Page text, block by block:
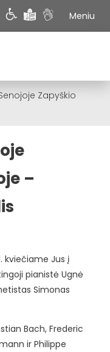
Meniu
Zapyškio
–
kviečiame Jus į
pianistė Ugnė
Simonas
Bach, Frederic
ir Philippe